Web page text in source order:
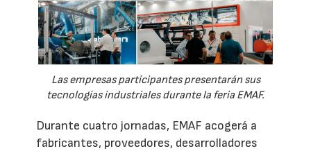
Las empresas participantes presentarán sus
tecnologías industriales durante la feria EMAF.
Durante cuatro jornadas, EMAF acogerá a
fabricantes, proveedores, desarrolladores